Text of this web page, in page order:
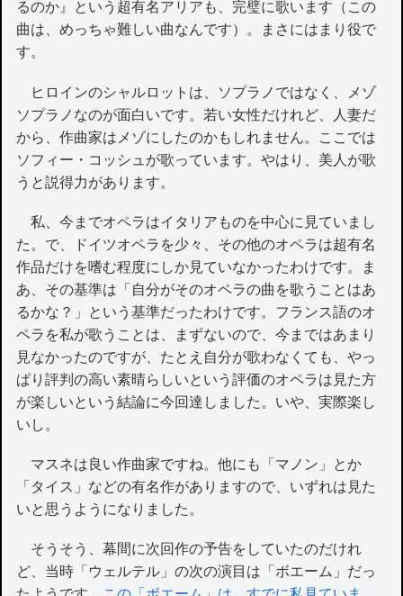
るのか』という超有名アリアも、完璧に歌います（この
曲は、めっちゃ難しい曲なんです）。まさにはまり役で
す。
ヒロインのシャルロットは、ソプラノではなく、メゾ
ソプラノなのが面白いです。若い女性だけれど、人妻だ
から、作曲家はメゾにしたのかもしれません。ここでは
ソフィー・コッシュが歌っています。やはり、美人が歌
うと説得力があります。
私、今までオペラはイタリアものを中心に見ていまし
た。で、ドイツオペラを少々、その他のオペラは超有名
作品だけを嗜む程度にしか見ていなかったわけです。ま
あ、その基準は「自分がそのオペラの曲を歌うことはあ
るかな？」という基準だったわけです。フランス語のオ
ペラを私が歌うことは、まずないので、今まではあまり
見なかったのですが、たとえ自分が歌わなくても、やっ
ぱり評判の高い素晴らしいという評価のオペラは見た方
が楽しいという結論に今回達しました。いや、実際楽し
いし。
マスネは良い作曲家ですね。他にも「マノン」とか
「タイス」などの有名作がありますので、いずれは見た
いと思うようになりました。
そうそう、幕間に次回作の予告をしていたのだけれ
ど、当時「ウェルテル」の次の演目は「ボエーム」だっ